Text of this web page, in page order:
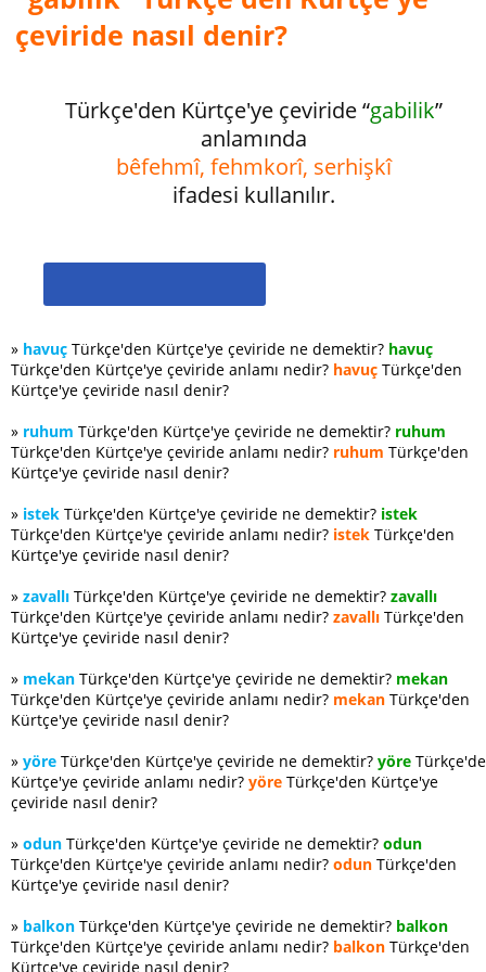
çeviride nasıl denir?
Türkçe'den Kürtçe'ye çeviride “gabilik”
anlamında
bêfehmî, fehmkorî, serhişkî
ifadesi kullanılır.
» havuç Türkçe'den Kürtçe'ye çeviride ne demektir? havuç
Türkçe'den Kürtçe'ye çeviride anlamı nedir? havuç Türkçe'den
Kürtçe'ye çeviride nasıl denir?
» ruhum Türkçe'den Kürtçe'ye çeviride ne demektir? ruhum
Türkçe'den Kürtçe'ye çeviride anlamı nedir? ruhum Türkçe'den
Kürtçe'ye çeviride nasıl denir?
» istek Türkçe'den Kürtçe'ye çeviride ne demektir? istek
Türkçe'den Kürtçe'ye çeviride anlamı nedir? istek Türkçe'den
Kürtçe'ye çeviride nasıl denir?
» zavallı Türkçe'den Kürtçe'ye çeviride ne demektir? zavallı
Türkçe'den Kürtçe'ye çeviride anlamı nedir? zavallı Türkçe'den
Kürtçe'ye çeviride nasıl denir?
» mekan Türkçe'den Kürtçe'ye çeviride ne demektir? mekan
Türkçe'den Kürtçe'ye çeviride anlamı nedir? mekan Türkçe'den
Kürtçe'ye çeviride nasıl denir?
» yöre Türkçe'den Kürtçe'ye çeviride ne demektir? yöre
Kürtçe'ye çeviride anlamı nedir? yöre Türkçe'den Kürtçe'ye
çeviride nasıl denir?
» odun Türkçe'den Kürtçe'ye çeviride ne demektir? odun
Türkçe'den Kürtçe'ye çeviride anlamı nedir? odun Türkçe'den
Kürtçe'ye çeviride nasıl denir?
» balkon Türkçe'den Kürtçe'ye çeviride ne demektir? balkon
Türkçe'den Kürtçe'ye çeviride anlamı nedir? balkon Türkçe'den
Kürtçe'ye çeviride nasıl denir?